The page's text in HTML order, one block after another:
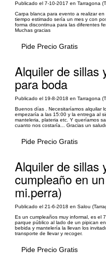
Publicado el 7-10-2017 en Tarragona
Carpa blanca para evento a realizar
tiempo estimado sería un mes y con
forma discontinua para las diferentes
Muchas gracias
Pide Precio Gratis
Alquiler de sillas
para boda
Publicado el 19-8-2018 en Tarragona
Buenos días . Necesitaríamos alquilar
empezaría a las 15:00 y la entrega al
manteleria, plateria etc. Y queríamos
cuanto nos costaría... Gracias un
Pide Precio Gratis
Alquiler de sillas
cumpleaño en
mi.perra)
Publicado el 21-6-2018 en Salou
Es un cumpleaños muy informal, es el
parque público al lado de un pipican
bebida y mantelería la llevan los
transporte de llevar y recoger.
Pide Precio Gratis